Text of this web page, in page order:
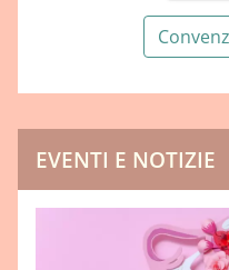
EVENTI E NOTIZIE